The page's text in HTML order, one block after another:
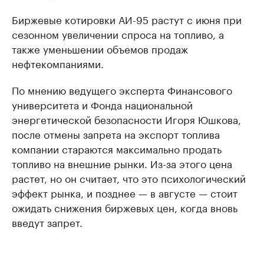
Биржевые котировки АИ-95 растут с июня при
сезонном увеличении спроса на топливо, а
также уменьшении объемов продаж
нефтекомпаниями.
По мнению ведущего эксперта Финансового
университета и Фонда национальной
энергетической безопасности Игоря Юшкова,
после отмены запрета на экспорт топлива
компании стараются максимально продать
топливо на внешние рынки. Из-за этого цена
растет, но он считает, что это психологический
эффект рынка, и позднее — в августе — стоит
ожидать снижения биржевых цен, когда вновь
введут запрет.